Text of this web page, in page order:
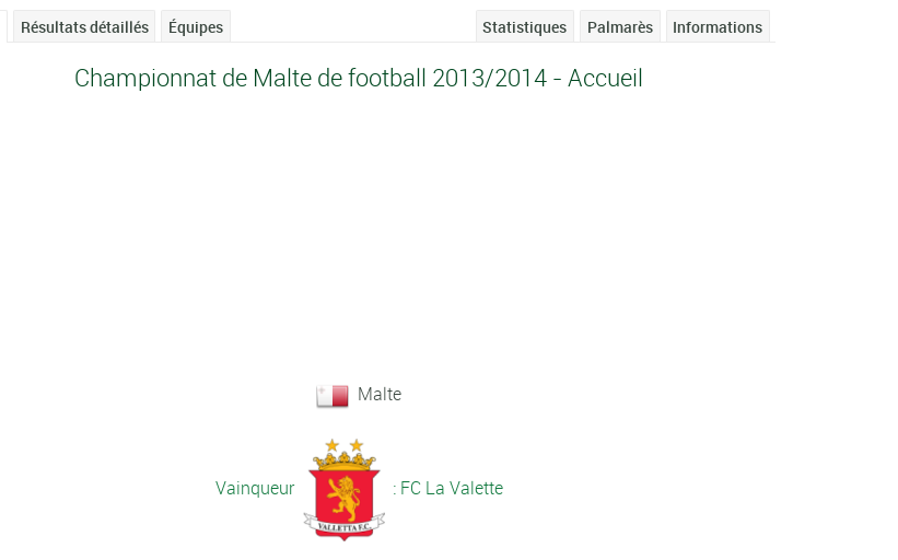
Résultats détaillés Équipes Informations
Palmarès
Statistiques
Championnat de Malte de football 2013/2014 - Accueil
Malte
Vainqueur : FC La Valette